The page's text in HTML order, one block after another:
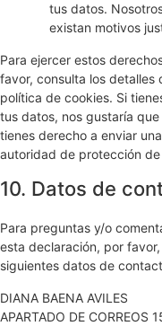
tus datos.
existan motivos
Para ejercer estos
favor, consulta los
política de cookies. Si
tus datos, nos gustaría
tienes derecho a enviar
autoridad de protección
10. Datos de
Para preguntas y/o
esta declaración, por
siguientes datos de
DIANA BAENA AVILES
APARTADO DE CORREOS